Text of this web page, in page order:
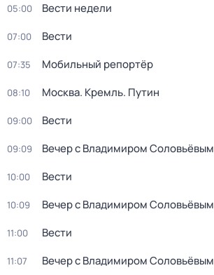
05:00 Вести недели
07:00 Вести
07:35 Мобильный репортёр
08:10 Москва. Кремль. Путин
09:00 Вести
09:09 Вечер с Владимиром Соловьёвым
10:00 Вести
10:09 Вечер с Владимиром Соловьёвым
11:00 Вести
11:07 Вечер с Владимиром Соловьёвым